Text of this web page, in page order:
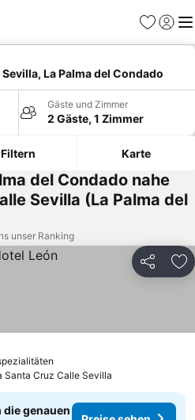
Favoriten
La Palma del Condado
Gäste und Zimmer
2 Gäste, 1 Zimmer
Filtern Karte
del Condado nahe
Sevilla (La Palma del
unser Ranking
Teilen
Santa Cruz Calle Sevilla
die genauen